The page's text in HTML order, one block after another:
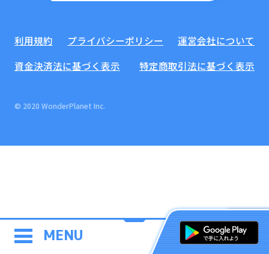
MENU
利用規約 プライバシーポリシー
運営会社について
資金決済法に基づく表示
特定商取引法に基づく表示
© 2020 WonderPlanet Inc.